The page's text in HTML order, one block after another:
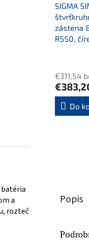
batéria
a
rozteč
SIGMA
zástena
R550,
€311,54
Do
Popis